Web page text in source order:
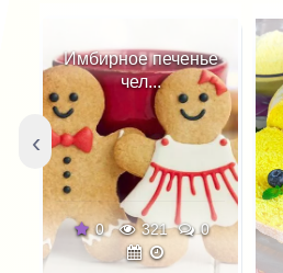
Имбирное печенье
чел...
0 321 0
‹